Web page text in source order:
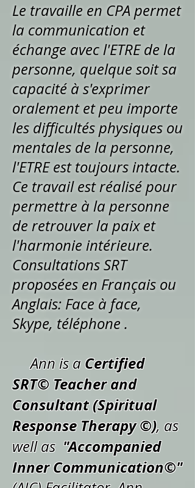
Le travaille en CPA permet
la communication et
échange avec l'ETRE de la
personne, quelque soit sa
capacité à s'exprimer
oralement et peu importe
les difficultés physiques ou
mentales de la personne,
l'ETRE est toujours intacte.
Ce travail est réalisé pour
permettre à la personne
de retrouver la paix et
l'harmonie intérieure.
Consultations SRT
proposées en Français ou
Anglais: Face à face,
Skype, téléphone .
Ann is aCertified
SRT© Teacher and
Consultant (Spiritual
Response Therapy ©), as
well as "Accompanied
Inner Communication©"